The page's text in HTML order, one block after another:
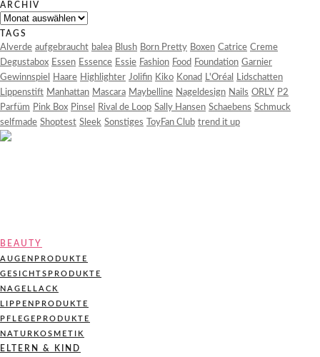
ARCHIV
Archiv
TAGS
Alverde aufgebraucht balea Blush Born Pretty Boxen Catrice Creme
Degustabox Essen Essence Essie Fashion Food Foundation Garnier
Gewinnspiel
Haare Highlighter Jolifin Kiko Konad L'Oréal
Lidschatten
Lippenstift Manhattan Mascara Maybelline Nageldesign Nails ORLY P2
Parfüm Pink Box Pinsel Rival de Loop Sally Hansen Schaebens Schmuck
selfmade Shoptest Sleek Sonstiges ToyFan Club trend it up
BEAUTY
AUGENPRODUKTE
GESICHTSPRODUKTE
NAGELLACK
LIPPENPRODUKTE
PFLEGEPRODUKTE
NATURKOSMETIK
ELTERN & KIND